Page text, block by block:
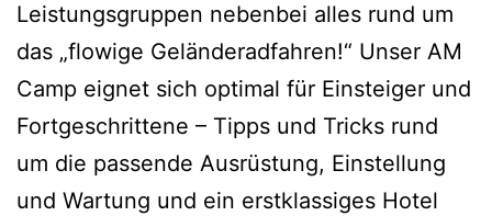
Leistungsgruppen nebenbei alles rund um
das „flowige Geländeradfahren!“ Unser AM
Camp eignet sich optimal für Einsteiger und
Fortgeschrittene – Tipps und Tricks rund
um die passende Ausrüstung, Einstellung
und Wartung und ein erstklassiges Hotel